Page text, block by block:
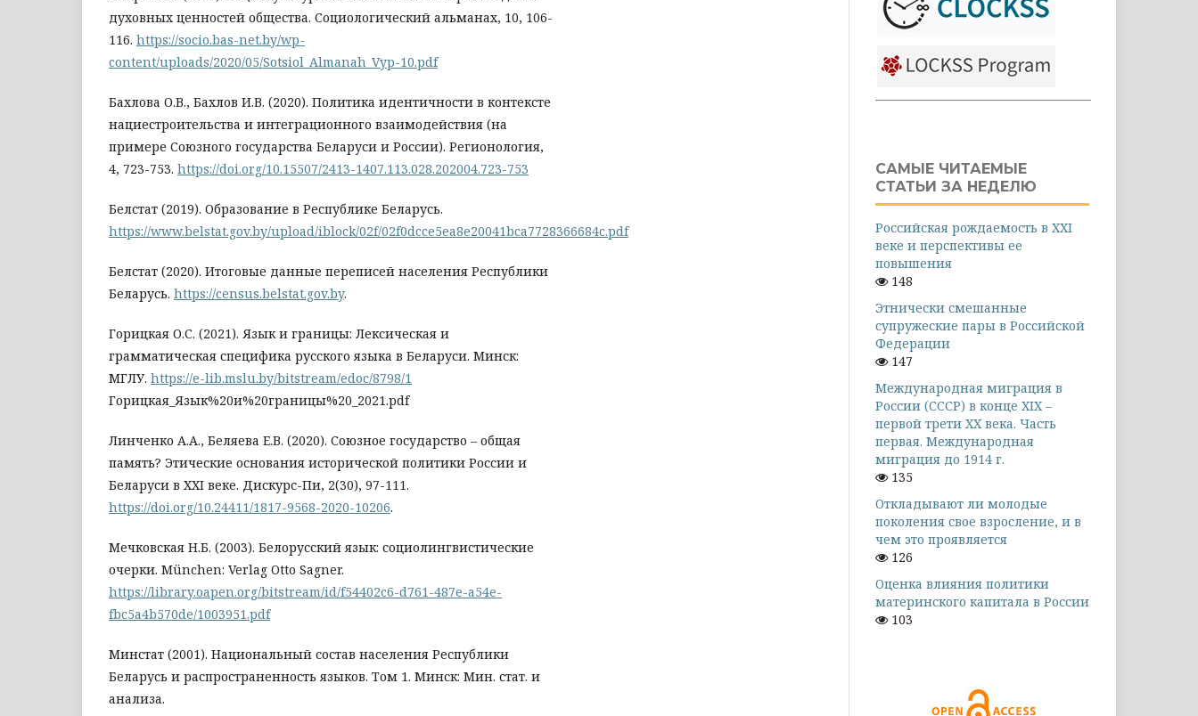
духовных ценностей общества. Социологический альманах, 10, 106-
116. https://socio.bas-net.by/wp-
content/uploads/2020/05/Sotsiol_Almanah_Vyp-10.pdf
Бахлова О.В., Бахлов И.В. (2020). Политика идентичности в контексте
нациестроительства и интеграционного взаимодействия (на
примере Союзного государства Беларуси и России). Регионология,
4, 723-753. https://doi.org/10.15507/2413-1407.113.028.202004.723-753
Белстат (2019). Образование в Республике Беларусь.
https://www.belstat.gov.by/upload/iblock/02f/02f0dcce5ea8e20041bca7728366684c.pdf
Белстат (2020). Итоговые данные переписей населения Республики
Беларусь. https://census.belstat.gov.by.
Горицкая О.С. (2021). Язык и границы: Лексическая и
грамматическая специфика русского языка в Беларуси. Минск:
МГЛУ. https://e-lib.mslu.by/bitstream/edoc/8798/1
Горицкая_Язык%20и%20границы%20_2021.pdf
Линченко А.А., Беляева Е.В. (2020). Союзное государство – общая
память? Этические основания исторической политики России и
Беларуси в XXI веке. Дискурс-Пи, 2(30), 97-111.
https://doi.org/10.24411/1817-9568-2020-10206.
Мечковская Н.Б. (2003). Белорусский язык: социолингвистические
очерки. München: Verlag Otto Sagner.
https://library.oapen.org/bitstream/id/f54402c6-d761-487e-a54e-
fbc5a4b570de/1003951.pdf
Минстат (2001). Национальный состав населения Республики
Беларусь и распространенность языков. Том 1. Минск: Мин. стат. и
анализа.
САМЫЕ ЧИТАЕМЫЕ
СТАТЬИ ЗА НЕДЕЛЮ
Российская рождаемость в XXI
веке и перспективы ее
повышения
148
Этнически смешанные
супружеские пары в Российской
Федерации
147
Международная миграция в
России (СССР) в конце XIX –
первой трети XX века. Часть
первая. Международная
миграция до 1914 г.
135
Откладывают ли молодые
поколения свое взросление, и в
чем это проявляется
126
Оценка влияния политики
материнского капитала в России
103